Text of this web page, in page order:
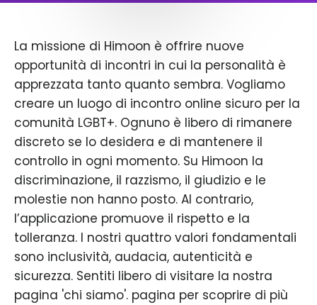
La missione di Himoon è offrire nuove
opportunità di incontri in cui la personalità è
apprezzata tanto quanto sembra. Vogliamo
creare un luogo di incontro online sicuro per la
comunità LGBT+. Ognuno è libero di rimanere
discreto se lo desidera e di mantenere il
controllo in ogni momento. Su Himoon la
discriminazione, il razzismo, il giudizio e le
molestie non hanno posto. Al contrario,
l’applicazione promuove il rispetto e la
tolleranza. I nostri quattro valori fondamentali
sono inclusività, audacia, autenticità e
sicurezza. Sentiti libero di visitare la nostra
pagina 'chi siamo'. pagina per scoprire di più